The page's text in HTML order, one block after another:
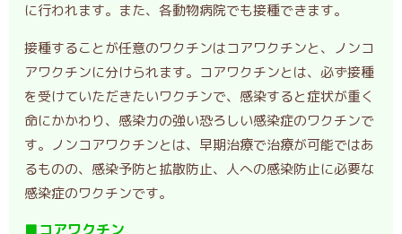
に行われます。また、各動物病院でも接種できます。
接種することが任意のワクチンはコアワクチンと、ノンコ
アワクチンに分けられます。コアワクチンとは、必ず接種
を受けていただきたいワクチンで、感染すると症状が重く
命にかかわり、感染力の強い恐ろしい感染症のワクチンで
す。ノンコアワクチンとは、早期治療で治療が可能ではあ
るものの、感染予防と拡散防止、人への感染防止に必要な
感染症のワクチンです。
■コアワクチン